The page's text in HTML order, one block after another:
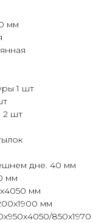
мм
1 шт
2 шт
дне. 40 мм
мм
мм
мм